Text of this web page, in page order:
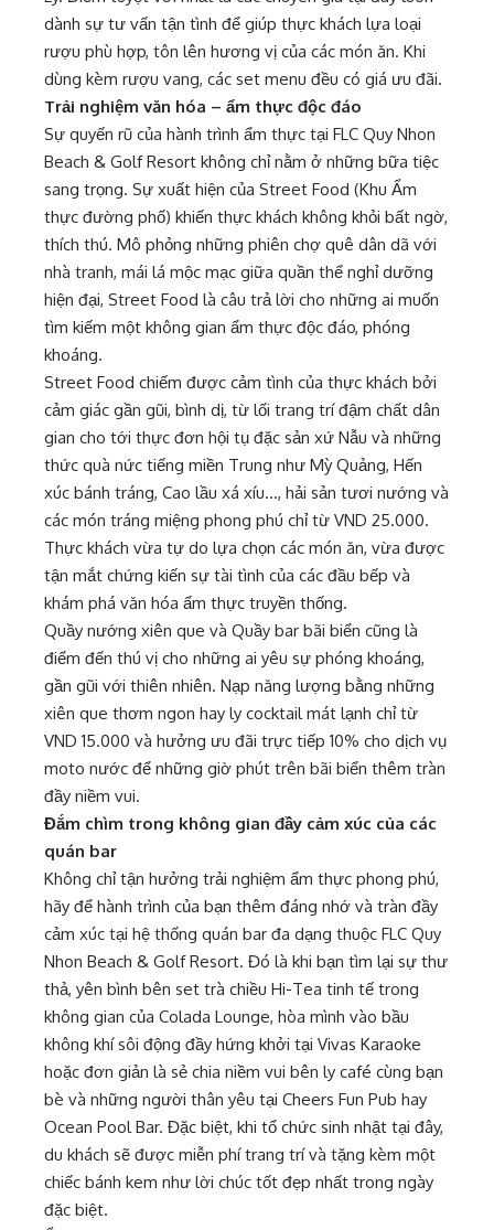
dành sự tư vấn tận tình để giúp thực khách lựa loại
rượu phù hợp, tôn lên hương vị của các món ăn. Khi
dùng kèm rượu vang, các set menu đều có giá ưu đãi.
Trải nghiệm văn hóa – ẩm thực độc đáo
Sự quyến rũ của hành trình ẩm thực tại FLC Quy Nhon
Beach & Golf Resort không chỉ nằm ở những bữa tiệc
sang trọng. Sự xuất hiện của Street Food (Khu Ẩm
thực đường phố) khiến thực khách không khỏi bất ngờ,
thích thú. Mô phỏng những phiên chợ quê dân dã với
nhà tranh, mái lá mộc mạc giữa quần thể nghỉ dưỡng
hiện đại, Street Food là câu trả lời cho những ai muốn
tìm kiếm một không gian ẩm thực độc đáo, phóng
khoáng.
Street Food chiếm được cảm tình của thực khách bởi
cảm giác gần gũi, bình dị, từ lối trang trí đậm chất dân
gian cho tới thực đơn hội tụ đặc sản xứ Nẫu và những
thức quà nức tiếng miền Trung như Mỳ Quảng, Hến
xúc bánh tráng, Cao lầu xá xíu…, hải sản tươi nướng và
các món tráng miệng phong phú chỉ từ VND 25.000.
Thực khách vừa tự do lựa chọn các món ăn, vừa được
tận mắt chứng kiến sự tài tình của các đầu bếp và
khám phá văn hóa ẩm thực truyền thống.
Quầy nướng xiên que và Quầy bar bãi biển cũng là
điểm đến thú vị cho những ai yêu sự phóng khoáng,
gần gũi với thiên nhiên. Nạp năng lượng bằng những
xiên que thơm ngon hay ly cocktail mát lạnh chỉ từ
VND 15.000 và hưởng ưu đãi trực tiếp 10% cho dịch vụ
moto nước để những giờ phút trên bãi biển thêm tràn
đầy niềm vui.
Đắm chìm trong không gian đầy cảm xúc của các
quán bar
Không chỉ tận hưởng trải nghiệm ẩm thực phong phú,
hãy để hành trình của bạn thêm đáng nhớ và tràn đầy
cảm xúc tại hệ thống quán bar đa dạng thuộc FLC Quy
Nhon Beach & Golf Resort. Đó là khi bạn tìm lại sự thư
thả, yên bình bên set trà chiều Hi-Tea tinh tế trong
không gian của Colada Lounge, hòa mình vào bầu
không khí sôi động đầy hứng khởi tại Vivas Karaoke
hoặc đơn giản là sẻ chia niềm vui bên ly café cùng bạn
bè và những người thân yêu tại Cheers Fun Pub hay
Ocean Pool Bar. Đặc biệt, khi tổ chức sinh nhật tại đây,
du khách sẽ được miễn phí trang trí và tặng kèm một
chiếc bánh kem như lời chúc tốt đẹp nhất trong ngày
đặc biệt.